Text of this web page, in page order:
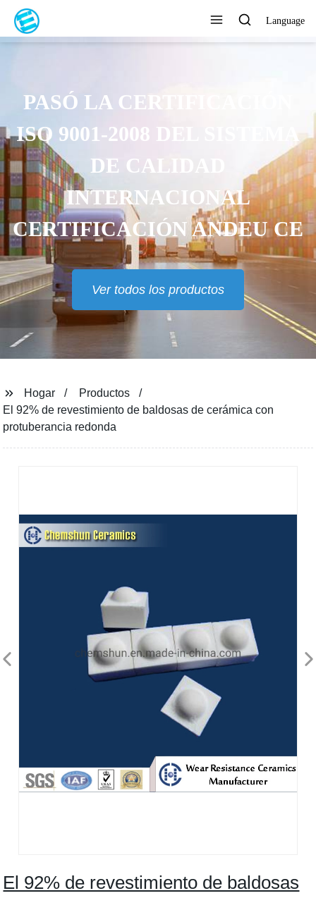
Language
Hogar
Productos
El 92% de revestimiento de baldosas de cerámica con
protuberancia redonda
El 92% de revestimiento de baldosas